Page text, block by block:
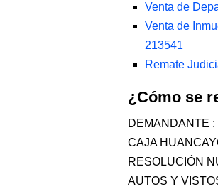
Venta de
Venta de
213541
Remate
¿Cómo se
DEMANDANTE
CAJA
RESOLUCIÓN
AUTOS Y